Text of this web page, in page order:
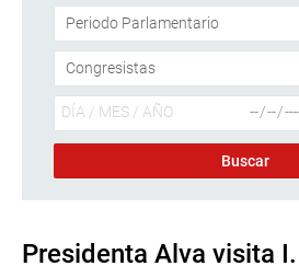
Presidenta Alva visita